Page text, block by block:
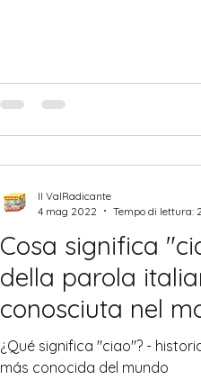
Cosa significa
della parola
conosciuta nel
¿Qué significa "ciao"? -
más conocida del mundo
Il ValRadicante
4 mag 2022
Tempo di lettura: